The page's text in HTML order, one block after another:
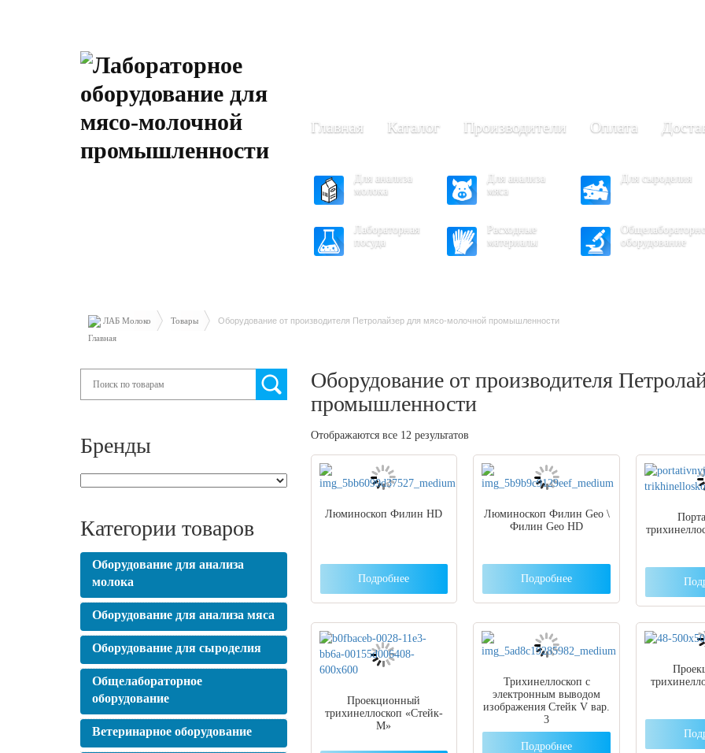
Главная Каталог Производители Оплата
Для анализа
молока
Для анализа
мяса
Для сыроделия
Лабораторная
посуда
Расходные
материалы
оборудование
ЛАБ Молоко Товары Оборудование от производителя Петролайзер для мясо-молочной промышленности
Оборудование от производителя
промышленности
Отображаются все 12 результатов
Люминоскоп Филин HD
Подробнее
Люминоскоп Филин Geo \
Филин Geo HD
Подробнее
Проекционный
трихинеллоскоп «Стейк-
М»
Трихинеллоскоп с
электронным выводом
изображения Стейк V вар.
3
Подробнее
Бренды
Категории товаров
Оборудование для анализа
молока
Оборудование для анализа мяса
Оборудование для сыроделия
Общелабораторное
оборудование
Ветеринарное оборудование